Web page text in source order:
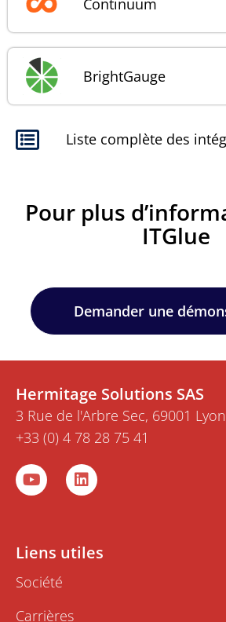
Continuum
BrightGauge
Liste complète des
Pour plus
ITGlue
Demander une
Hermitage Solutions SAS
3 Rue de l'Arbre Sec, 69001 Lyon
+33 (0) 4 78 28 75 41
Y
o
u
b
e
L
i
n
d
i
Liens utiles
Société
Carrières